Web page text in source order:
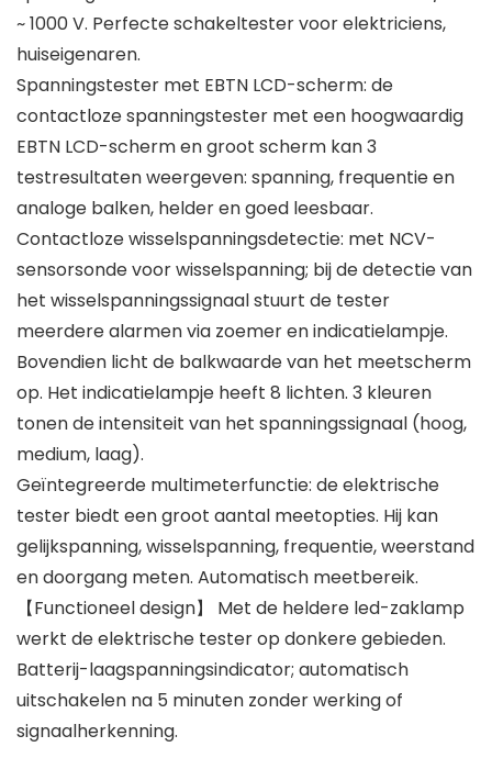
~ 1000 V. Perfecte schakeltester voor elektriciens,
huiseigenaren.
Spanningstester met EBTN LCD-scherm: de
contactloze spanningstester met een hoogwaardig
EBTN LCD-scherm en groot scherm kan 3
testresultaten weergeven: spanning, frequentie en
analoge balken, helder en goed leesbaar.
Contactloze wisselspanningsdetectie: met NCV-
sensorsonde voor wisselspanning; bij de detectie van
het wisselspanningssignaal stuurt de tester
meerdere alarmen via zoemer en indicatielampje.
Bovendien licht de balkwaarde van het meetscherm
op. Het indicatielampje heeft 8 lichten. 3 kleuren
tonen de intensiteit van het spanningssignaal (hoog,
medium, laag).
Geïntegreerde multimeterfunctie: de elektrische
tester biedt een groot aantal meetopties. Hij kan
gelijkspanning, wisselspanning, frequentie, weerstand
en doorgang meten. Automatisch meetbereik.
【Functioneel design】 Met de heldere led-zaklamp
werkt de elektrische tester op donkere gebieden.
Batterij-laagspanningsindicator; automatisch
uitschakelen na 5 minuten zonder werking of
signaalherkenning.